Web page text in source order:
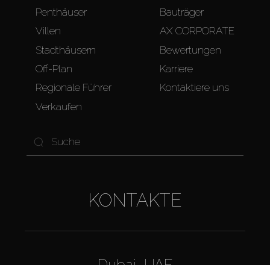
Penthäuser
Villen
Stadthäusern
Off-Plan
Regionale Führer
Verkaufen
Bauträger
AX CORPORATE
Bewertungen
Karriere
Kontaktiere uns
KONTAKTE